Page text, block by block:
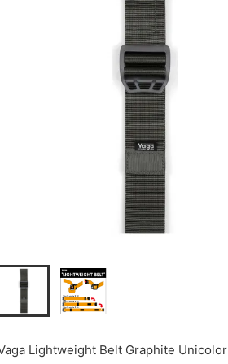
Lightweight Belt Graphite Unicolor